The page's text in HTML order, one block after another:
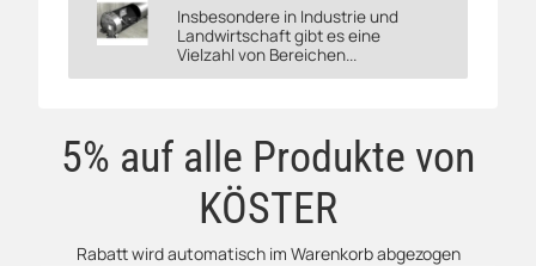
Korrosionsschutz auf Stahl
Insbesondere in Industrie und
Landwirtschaft gibt es eine
Vielzahl von Bereichen...
5% auf alle Produkte von
KÖSTER
Rabatt wird automatisch im Warenkorb abgezogen